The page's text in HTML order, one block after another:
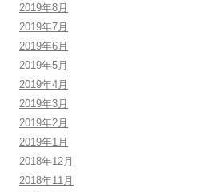
2019年8月
2019年7月
2019年6月
2019年5月
2019年4月
2019年3月
2019年2月
2019年1月
2018年12月
2018年11月